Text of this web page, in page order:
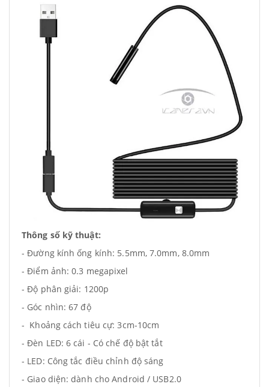
Thông số kỹ thuật:
- Đường kính ống kính: 5.5mm, 7.0mm, 8.0mm
- Điểm ảnh: 0.3 megapixel
- Độ phân giải: 1200p
- Góc nhìn: 67 độ
- Khoảng cách tiêu cự: 3cm-10cm
- Đèn LED: 6 cái - Có chế độ bật tắt
- LED: Công tắc điều chỉnh độ sáng
- Giao diện: dành cho Android / USB2.0